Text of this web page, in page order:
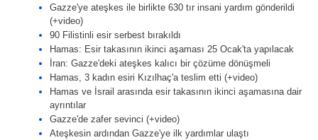
Gazze'ye ateşkes ile birlikte 630 tır insani yardım gönderildi
(+video)
90 Filistinli esir serbest bırakıldı
Hamas: Esir takasının ikinci aşaması 25 Ocak'ta yapılacak
İran: Gazze'deki ateşkes kalıcı bir çözüme dönüşmeli
Hamas, 3 kadın esiri Kızılhaç'a teslim etti (+video)
Hamas ve İsrail arasında esir takasının ikinci aşamasına dair
ayrıntılar
Gazze'de zafer sevinci (+video)
Ateşkesin ardından Gazze'ye ilk yardımlar ulaştı